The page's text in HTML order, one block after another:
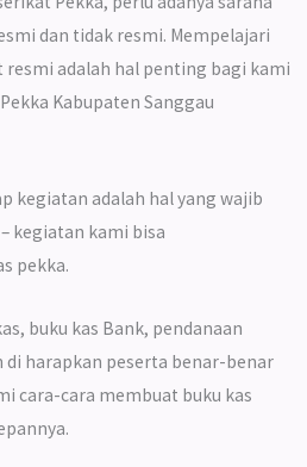
dan tidak resmi. Mempelajari
adalah hal penting bagi kami
Kabupaten Sanggau
kegiatan adalah hal yang wajib
kegiatan kami bisa
pekka.
buku kas Bank, pendanaan
di harapkan peserta benar-benar
cara-cara membuat buku kas